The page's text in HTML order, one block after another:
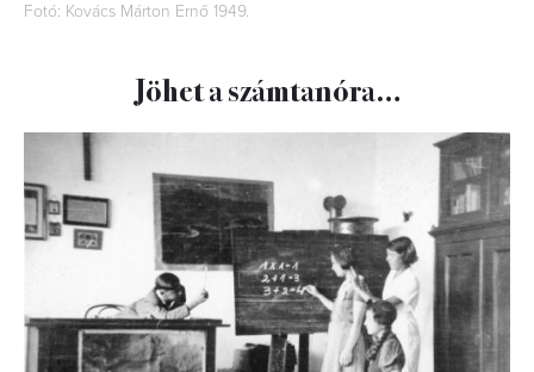
Fotó: Kovács Márton Ernő 1949.
Jöhet a számtanóra…